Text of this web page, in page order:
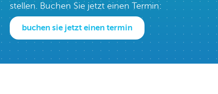
stellen. Buchen Sie jetzt einen Termin:
buchen sie jetzt einen termin